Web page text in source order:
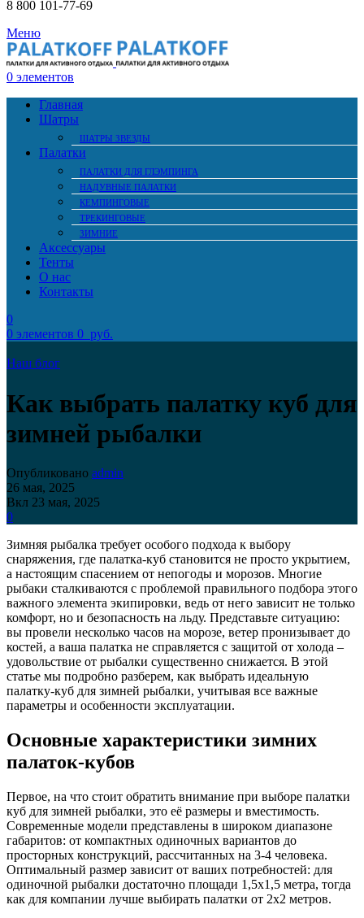
8 800 101-77-69
Меню
0 элементов
Главная
Шатры
ШАТРЫ ЗВЕЗДЫ
Палатки
ПАЛАТКИ ДЛЯ ГЛЭМПИНГА
НАДУВНЫЕ ПАЛАТКИ
КЕМПИНГОВЫЕ
ТРЕКИНГОВЫЕ
ЗИМНИЕ
Аксессуары
Тенты
О нас
Контакты
0
0 элементов 0 руб.
Наш блог
Как выбрать палатку куб для
зимней рыбалки
Опубликовано admin
26 мая, 2025
Вкл 23 мая, 2025
0
Зимняя рыбалка требует особого подхода к выбору
снаряжения, где палатка-куб становится не просто укрытием,
а настоящим спасением от непогоды и морозов. Многие
рыбаки сталкиваются с проблемой правильного подбора этого
важного элемента экипировки, ведь от него зависит не только
комфорт, но и безопасность на льду. Представьте ситуацию:
вы провели несколько часов на морозе, ветер пронизывает до
костей, а ваша палатка не справляется с защитой от холода –
удовольствие от рыбалки существенно снижается. В этой
статье мы подробно разберем, как выбрать идеальную
палатку-куб для зимней рыбалки, учитывая все важные
параметры и особенности эксплуатации.
Основные характеристики зимних
палаток-кубов
Первое, на что стоит обратить внимание при выборе палатки
куб для зимней рыбалки, это её размеры и вместимость.
Современные модели представлены в широком диапазоне
габаритов: от компактных одиночных вариантов до
просторных конструкций, рассчитанных на 3-4 человека.
Оптимальный размер зависит от ваших потребностей: для
одиночной рыбалки достаточно площади 1,5х1,5 метра, тогда
как для компании лучше выбирать палатки от 2х2 метров.